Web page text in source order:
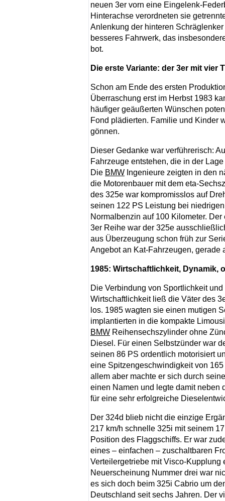
neuen 3er vorn eine Eingelenk-
Hinterachse verordneten sie
Anlenkung der hinteren
besseres Fahrwerk, das
bot.
Die erste Variante: der 3er mit vier
Schon am Ende des ersten
Überraschung erst im Herbst 1983
häufiger geäußerten Wünschen
Fond plädierten. Familie und Kinder
gönnen.
Dieser Gedanke war verführerisch:
Fahrzeuge entstehen, die in der
Die BMW Ingenieure zeigten in den
die Motorenbauer mit dem eta-
des 325e war kompromisslos auf
seinen 122 PS Leistung bei
Normalbenzin auf 100 Kilometer.
3er Reihe war der 325e
aus Überzeugung schon früh zur
Angebot an Kat-Fahrzeugen, gerade
1985: Wirtschaftlichkeit, Dynamik,
Die Verbindung von Sportlichkeit und
Wirtschaftlichkeit ließ die Väter des
los. 1985 wagten sie einen mutigen
implantierten in die kompakte
BMW Reihensechszylinder ohne
Diesel. Für einen Selbstzünder war
seinen 86 PS ordentlich motorisiert
eine Spitzengeschwindigkeit von 165
allem aber machte er sich durch
einen Namen und legte damit neben
für eine sehr erfolgreiche
Der 324d blieb nicht die einzige
217 km/h schnelle 325i mit seinem
Position des Flaggschiffs. Er war
eines – einfachen – zuschaltbaren
Verteilergetriebe mit Visco-
Neuerscheinung Nummer drei war
es sich doch beim 325i Cabrio um
Deutschland seit sechs Jahren. Der